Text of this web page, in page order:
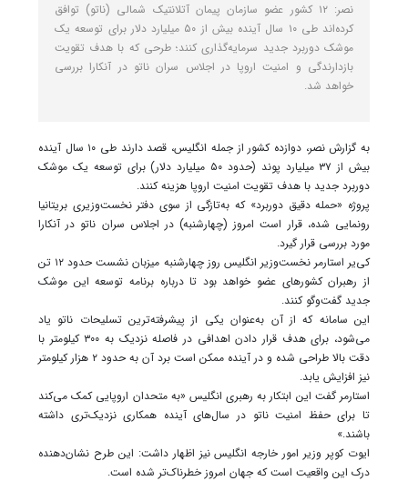
نصر: ۱۲ کشور عضو سازمان پیمان آتلانتیک شمالی (ناتو) توافق
کرده‌اند طی ۱۰ سال آینده بیش از ۵۰ میلیارد دلار برای توسعه یک
موشک دوربرد جدید سرمایه‌گذاری کنند؛ طرحی که با هدف تقویت
بازدارندگی و امنیت اروپا در اجلاس سران ناتو در آنکارا بررسی
خواهد شد.
به گزارش نصر، دوازده کشور از جمله انگلیس، قصد دارند طی ۱۰ سال آینده
بیش از ۳۷ میلیارد پوند (حدود ۵۰ میلیارد دلار) برای توسعه یک موشک
دوربرد جدید با هدف تقویت امنیت اروپا هزینه کنند.
پروژه «حمله دقیق دوربرد» که به‌تازگی از سوی دفتر نخست‌وزیری بریتانیا
رونمایی شده، قرار است امروز (چهارشنبه) در اجلاس سران ناتو در آنکارا
مورد بررسی قرار گیرد.
کی‌یر استارمر نخست‌وزیر انگلیس روز چهارشنبه میزبان نشست حدود ۱۲ تن
از رهبران کشورهای عضو خواهد بود تا درباره برنامه توسعه این موشک
جدید گفت‌وگو کنند.
این سامانه که از آن به‌عنوان یکی از پیشرفته‌ترین تسلیحات ناتو یاد
می‌شود، برای هدف قرار دادن اهدافی در فاصله نزدیک به ۳۰۰ کیلومتر با
دقت بالا طراحی شده و در آینده ممکن است برد آن به حدود ۲ هزار کیلومتر
نیز افزایش یابد.
استارمر گفت این ابتکار به رهبری انگلیس «به متحدان اروپایی کمک می‌کند
تا برای حفظ امنیت ناتو در سال‌های آینده همکاری نزدیک‌تری داشته
باشند.»
ایوت کوپر وزیر امور خارجه انگلیس نیز اظهار داشت: این طرح نشان‌دهنده
درک این واقعیت است که جهان امروز خطرناک‌تر شده است.